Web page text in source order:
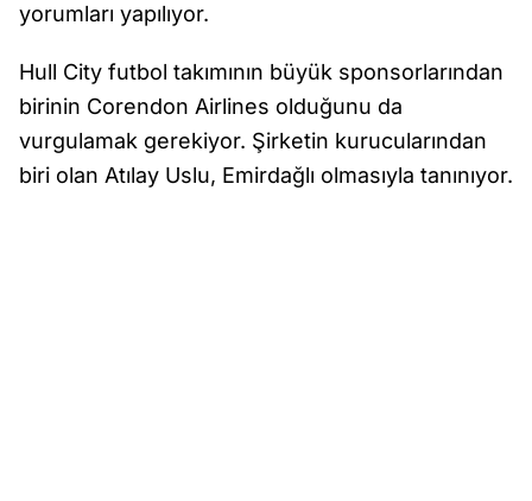
yorumları yapılıyor.
Hull City futbol takımının büyük sponsorlarından
birinin Corendon Airlines olduğunu da
vurgulamak gerekiyor. Şirketin kurucularından
biri olan Atılay Uslu, Emirdağlı olmasıyla tanınıyor.